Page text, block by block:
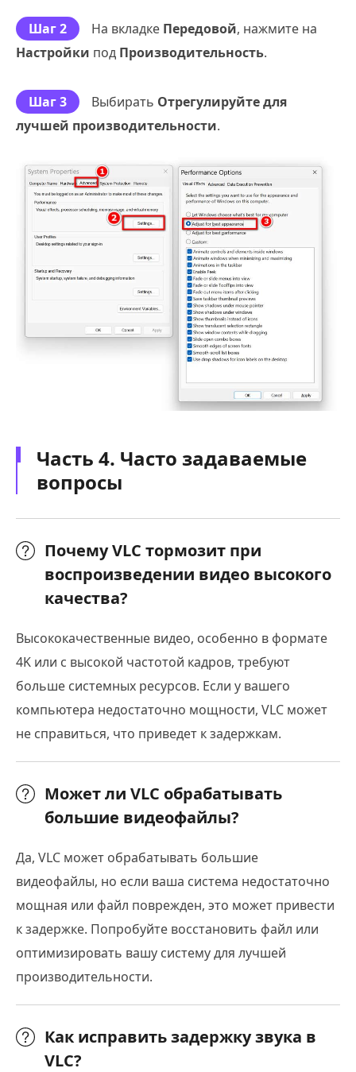
Шаг 2 На вкладке Передовой, нажмите на
Настройки под Производительность.
Шаг 3 Выбирать Отрегулируйте для
лучшей производительности.
Часть 4. Часто задаваемые
вопросы
Почему VLC тормозит при
воспроизведении видео высокого
качества?
Высококачественные видео, особенно в формате
4K или с высокой частотой кадров, требуют
больше системных ресурсов. Если у вашего
компьютера недостаточно мощности, VLC может
не справиться, что приведет к задержкам.
Может ли VLC обрабатывать
большие видеофайлы?
Да, VLC может обрабатывать большие
видеофайлы, но если ваша система недостаточно
мощная или файл поврежден, это может привести
к задержке. Попробуйте восстановить файл или
оптимизировать вашу систему для лучшей
производительности.
Как исправить задержку звука в
VLC?